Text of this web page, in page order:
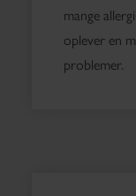
mange
oplever en
problemer.